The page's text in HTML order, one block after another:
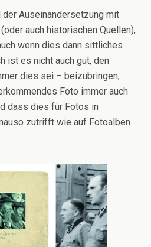
Auseinandersetzung mit
auch historischen Quellen),
wenn dies dann sittliches
ist es nicht auch gut, den
dies sei – beizubringen,
Foto immer auch
dass dies für Fotos in
zutrifft wie auf Fotoalben